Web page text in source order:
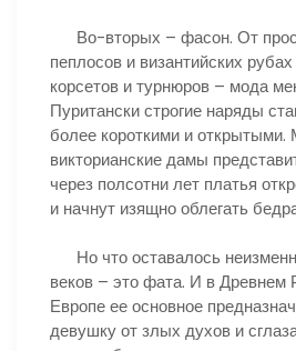
Во-вторых – фасон. От
пеплосов и византийских
корсетов и турнюров – мода
Пуритански строгие наряды
более короткими и
викторианские дамы
через полсотни лет платья
и начнут изящно облегать
Но что оставалось
веков – это фата. И в Древнем
Европе ее основное
девушку от злых духов и